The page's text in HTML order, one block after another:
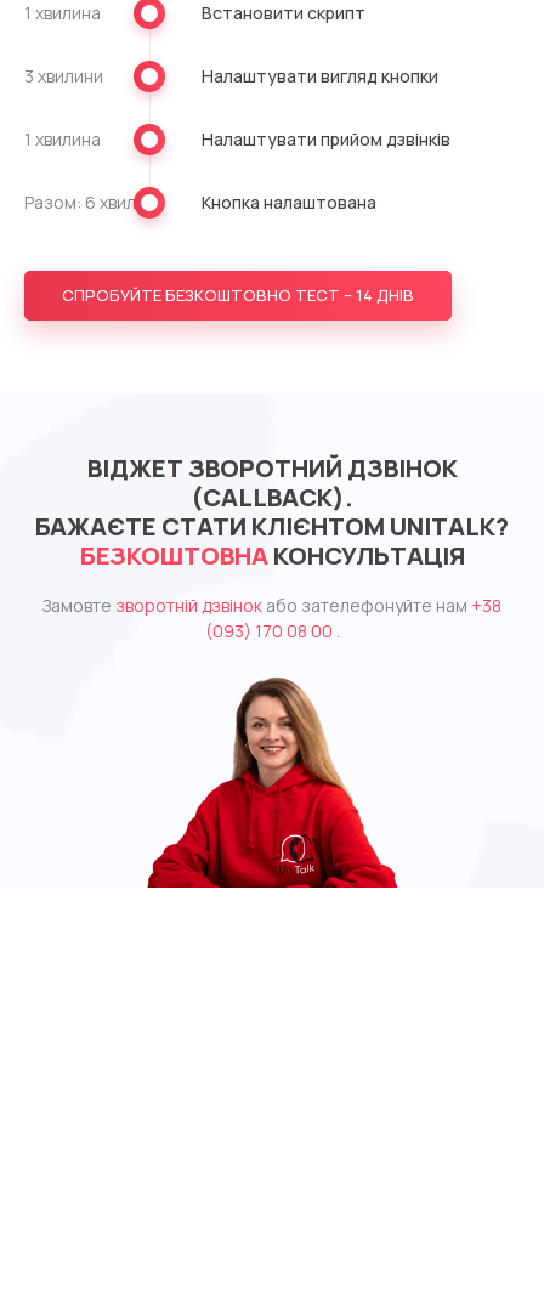
1 хвилина Встановити скрипт
3 хвилини Налаштувати вигляд кнопки
1 хвилина Налаштувати прийом дзвінків
Разом: 6 хвилин Кнопка налаштована
СПРОБУЙТЕ БЕЗКОШТОВНО ТЕСТ – 14 ДНІВ
ВІДЖЕТ ЗВОРОТНИЙ ДЗВІНОК
(CALLBACK).
БАЖАЄТЕ СТАТИ КЛІЄНТОМ UNITALK?
БЕЗКОШТОВНАКОНСУЛЬТАЦІЯ
Замовте зворотній дзвінок або зателефонуйте нам +38
(093) 170 08 00